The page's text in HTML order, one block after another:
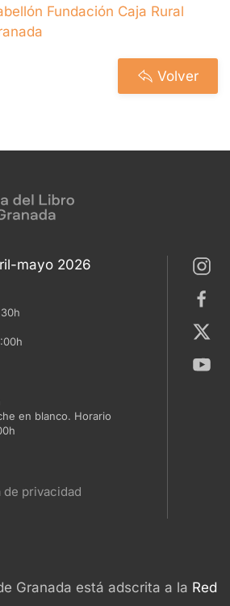
Fundación Caja Rural
Volver
mayo 2026
en blanco. Horario
de privacidad
Granada está adscrita a la Red